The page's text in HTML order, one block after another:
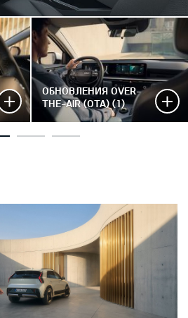
ОБНОВЛЕНИЯ OVER-
THE-AIR (OTA) (1)